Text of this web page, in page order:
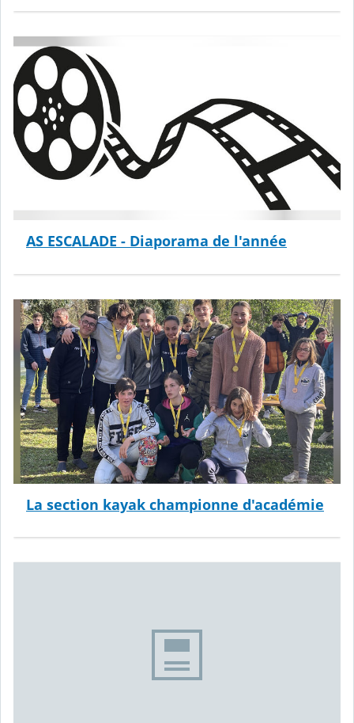
AS ESCALADE - Diaporama de l'année
La section kayak championne d'académie